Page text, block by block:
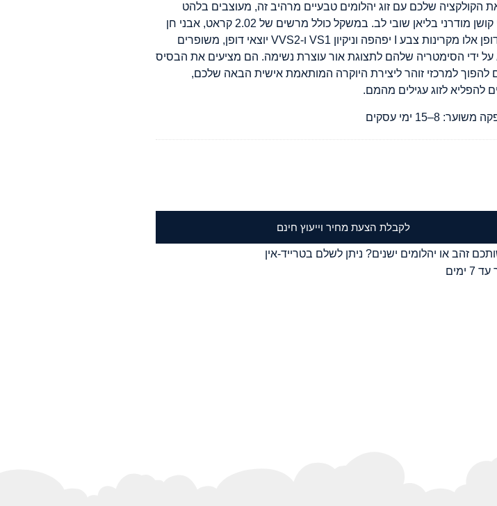
הקולקציה שלכם עם זוג יהלומים טבעיים מרהיב זה, מעוצבים בלהט
לחיתוכי קושן מודרני בליאן שובי לב. במשקל כולל מרשים של 2.02 קראט, אבני חן
יוצאות דופן אלו מקרינות צבע I יפהפה וניקיון VS1 ו-VVS2 יוצאי דופן, משופרים
על ידי הסימטריה שלהם לתצוגת אור עוצרת נשימה. הם מציעים את הבסיס
להפוך למרכזי זוהר ליצירת היוקרה המותאמת אישית הבאה שלכם,
להפליא לזוג עגילים מהמם.
8–15 ימי עסקים
לקבלת הצעת מחיר וייעוץ חינם
זהב או יהלומים ישנים? ניתן לשלם בטרייד-אין
ימים